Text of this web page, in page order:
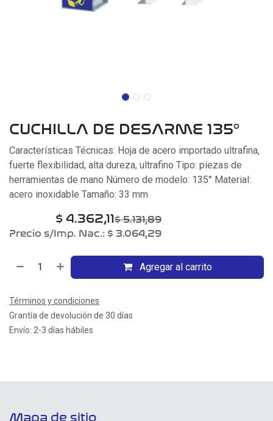
CUCHILLA DE DESARME 135°
Características Técnicas: Hoja de acero importado ultrafina,
fuerte flexibilidad, alta dureza, ultrafino Tipo: piezas de
herramientas de mano Número de modelo: 135° Material:
acero inoxidable Tamaño: 33 mm
$ 4.362,11$5.131,89
Precio s/Imp. Nac.: $ 3.064,29
Agregar al carrito
Términos y condiciones
Grantía de devolución de 30 días
Envío: 2-3 días hábiles
Mapa de sitio